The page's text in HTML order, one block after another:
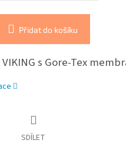
Přidat do košíku
s Gore-Tex
SDÍLET